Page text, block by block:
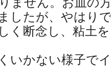
したが、やはり
く断念し、粘土
いかない様子で